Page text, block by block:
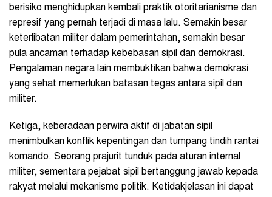
berisiko menghidupkan kembali praktik otoritarianisme dan
represif yang pernah terjadi di masa lalu. Semakin besar
keterlibatan militer dalam pemerintahan, semakin besar
pula ancaman terhadap kebebasan sipil dan demokrasi.
Pengalaman negara lain membuktikan bahwa demokrasi
yang sehat memerlukan batasan tegas antara sipil dan
militer.
Ketiga, keberadaan perwira aktif di jabatan sipil
menimbulkan konflik kepentingan dan tumpang tindih rantai
komando. Seorang prajurit tunduk pada aturan internal
militer, sementara pejabat sipil bertanggung jawab kepada
rakyat melalui mekanisme politik. Ketidakjelasan ini dapat